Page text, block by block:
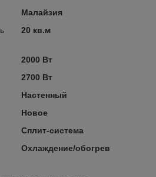
Малайзия
20 кв.м
2000 Вт
2700 Вт
Настенный
Новое
Сплит-система
Охлаждение/обогрев